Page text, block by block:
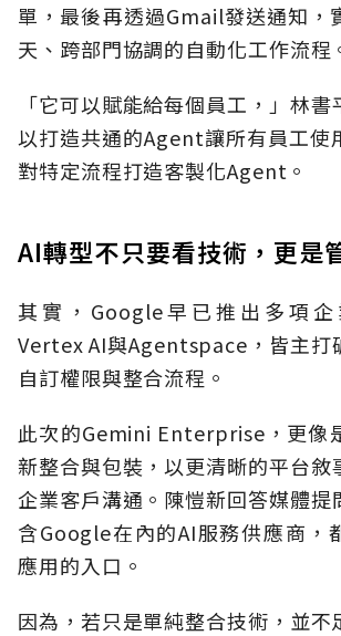
單，最後再透過Gmail發送通知，
天、跨部門協調的自動化工作流程
「它可以賦能給每個員工，」林
以打造共通的Agent讓所有員工使
對特定流程打造客製化Agent。
AI轉型不只要看技術，更是
其實，Google早已推出多項
Vertex AI與Agentspace，皆主打
自訂權限與整合流程。
此次的Gemini Enterprise，更像
新整合與包裝，以更清晰的平台敘
企業客戶溝通。陳愷新回答媒體提
含Google在內的AI服務供應商，
應用的入口。
因為，若只是單純整合技術，並不